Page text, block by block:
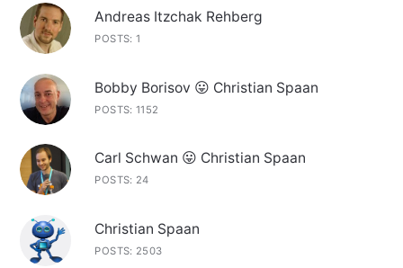
Andreas Itzchak Rehberg
POSTS: 1
Bobby Borisov 😛 Christian Spaan
POSTS: 1152
Carl Schwan 😛 Christian Spaan
POSTS: 24
Christian Spaan
POSTS: 2503